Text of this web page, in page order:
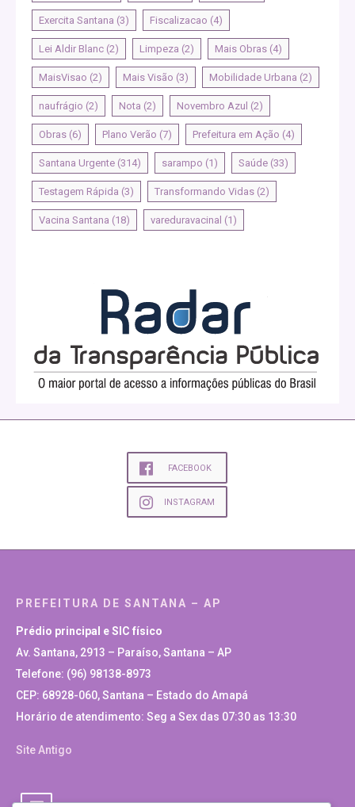
Exercita Santana (3) Fiscalizacao (4)
Lei Aldir Blanc (2) Limpeza (2) Mais Obras (4)
MaisVisao (2) Mais Visão (3) Mobilidade Urbana (2)
naufrágio (2) Nota (2) Novembro Azul (2)
Obras (6) Plano Verão (7) Prefeitura em Ação (4)
Santana Urgente (314) sarampo (1) Saúde (33)
Testagem Rápida (3) Transformando Vidas (2)
Vacina Santana (18) vareduravacinal (1)
FACEBOOK
INSTAGRAM
PREFEITURA DE SANTANA – AP
Prédio principal e SIC físico
Av. Santana, 2913 – Paraíso, Santana – AP
Telefone: (96) 98138-8973
CEP: 68928-060, Santana – Estado do Amapá
Horário de atendimento: Seg a Sex das 07:30 as 13:30
Site Antigo